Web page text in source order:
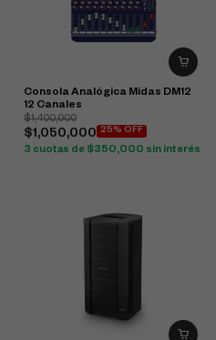
Consola Analógica Midas DM12
12 Canales
$1,400,000
$1,050,000 25% OFF
3 cuotas de $350,000 sin interés